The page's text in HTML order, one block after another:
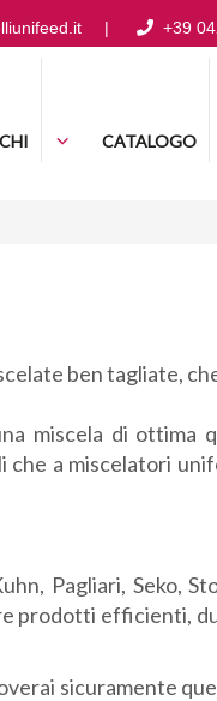
| +39
CATALOGO
ben tagliate,
miscela di ottima
a miscelatori
Pagliari, Seko,
prodotti efficienti,
sicuramente